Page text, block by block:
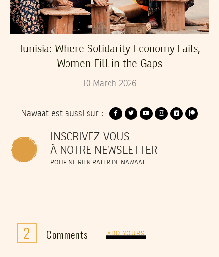
Tunisia: Where Solidarity Economy Fails,
Women Fill in the Gaps
10 March 2026
Nawaat est aussi sur :
INSCRIVEZ-VOUS
À NOTRE NEWSLETTER
POUR NE RIEN RATER DE NAWAAT
2 Comments ADD YOURS